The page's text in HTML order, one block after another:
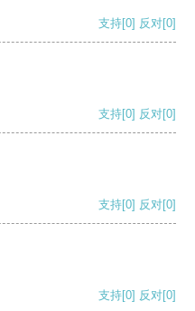
支持[0] 反对[0]
支持[0] 反对[0]
支持[0] 反对[0]
支持[0] 反对[0]